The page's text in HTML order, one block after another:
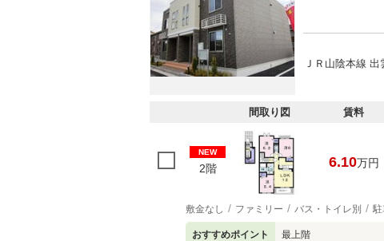
ＪＲ山陰本線
間取り図 賃料
NEW
2階 6.10万円
敷金なし ファミリー バス・トイレ別
おすすめポイント 最上階